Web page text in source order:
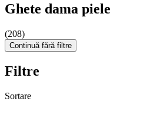
Ghete dama piele
(208)
Continuă fără filtre
Filtre
Sortare